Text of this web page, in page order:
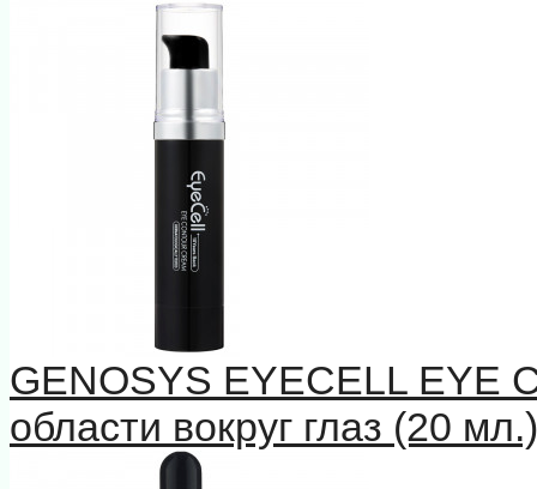
GENOSYS EYECELL EYE
области вокруг глаз (20 мл.)